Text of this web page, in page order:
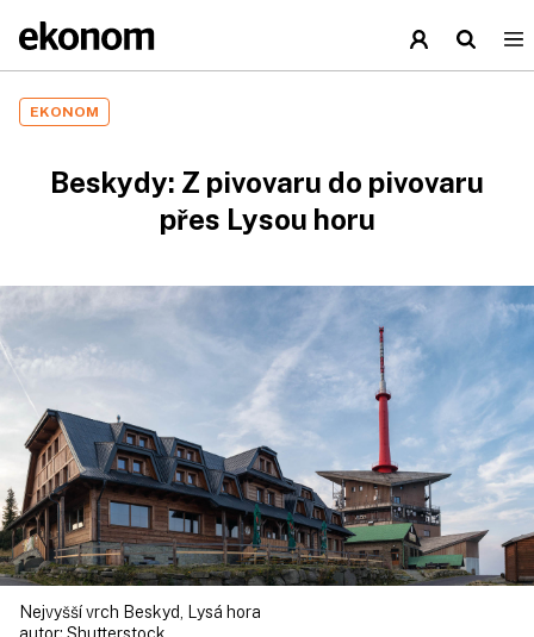
EKONOM
Beskydy: Z pivovaru do pivovaru
přes Lysou horu
Nejvyšší vrch Beskyd, Lysá hora